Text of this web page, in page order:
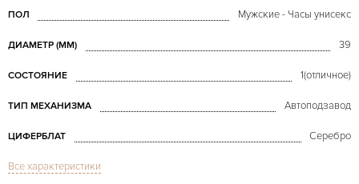
ПОЛ Мужские - Часы унисекс
ДИАМЕТР (MM) 39
СОСТОЯНИЕ 1(отличное)
ТИП МЕХАНИЗМА Автоподзавод
ЦИФЕРБЛАТ Серебро
СТЕКЛО
Все характеристики